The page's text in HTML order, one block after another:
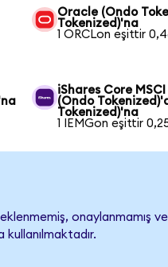
Oracle (Ondo
Tokenized)'na
1 ORCLon eşittir
iShares Core
(Ondo
Tokenized)'na
1 IEMGon eşittir
onaylanmamış
kullanılmaktadır.